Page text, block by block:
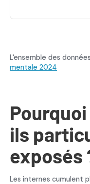
L'ensemble des
mentale 2024
ils
exposés
Les internes cumulent